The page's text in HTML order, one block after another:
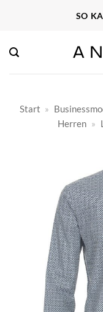
springen
SO
Start »
Herren »